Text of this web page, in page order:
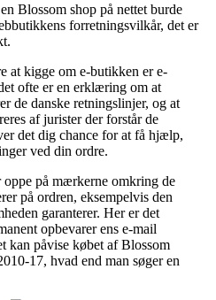
Blossom shop på nettet burde
forretningsvilkår, det er
at kigge om e-butikken er e-
ofte er en erklæring om at
de danske retningslinjer, og at
af jurister der forstår de
det dig chance for at få hjælp,
ved din ordre.
oppe på mærkerne omkring de
på ordren, eksempelvis den
garanterer. Her er det
opbevarer ens e-mail
kan påvise købet af Blossom
17, hvad end man søger en